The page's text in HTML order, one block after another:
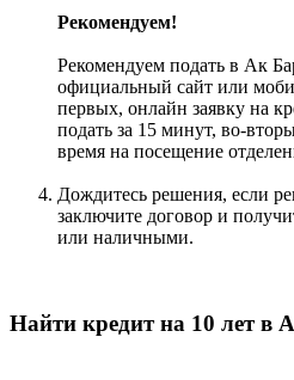
Рекомендуем!
Рекомендуем подать в Ак
официальный сайт или
первых, онлайн заявку на
подать за 15 минут, во-
время на посещение
Дождитесь решения, если
заключите договор и
или наличными.
Найти кредит на 10 лет в